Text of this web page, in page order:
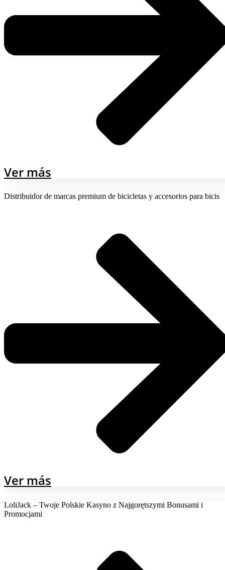
Ver más
Distribuidor de marcas premium de bicicletas y accesorios para bicis
Ver más
LoliJack – Twoje Polskie Kasyno z Najgorętszymi Bonusami i
Promocjami